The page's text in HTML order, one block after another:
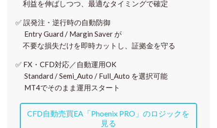
利益を伸ばしつつ、最適なタイミングで確定
✅誤発注・逆行時の自動防御
Entry Guard / Margin Saver が
不要な損失だけを即時カットし、証拠金を守る
✅ FX・CFD対応／自動運用OK
Standard / Semi_Auto / Full_Auto を選択可能
MT4でそのまま運用スタート
CFD自動売買EA「Phoenix PRO」のロジックを
見る